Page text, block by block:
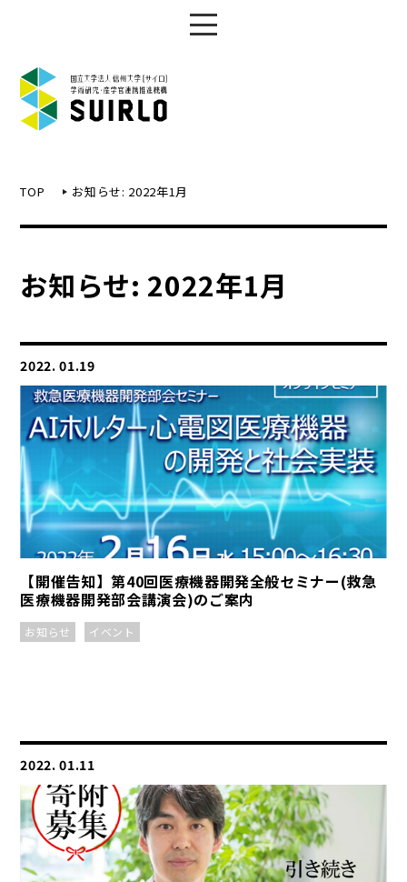
TOP お知らせ: 2022年1月
お知らせ: 2022年1月
2022. 01.19
【開催告知】第40回医療機器開発全般セミナー(救急
医療機器開発部会講演会)のご案内
お知らせ イベント
2022. 01.11